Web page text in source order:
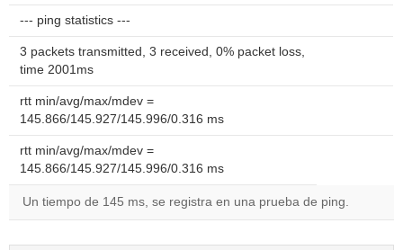
--- ping statistics ---
3 packets transmitted, 3 received, 0% packet loss,
time 2001ms
rtt min/avg/max/mdev =
145.866/145.927/145.996/0.316 ms
rtt min/avg/max/mdev =
145.866/145.927/145.996/0.316 ms
Un tiempo de 145 ms, se registra en una prueba de ping.